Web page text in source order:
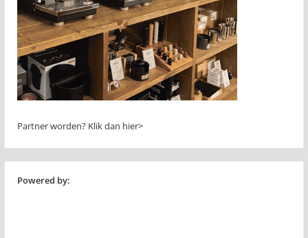
Partner worden? Klik dan hier>
Powered by: